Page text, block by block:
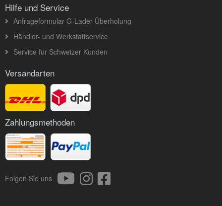
Hilfe und Service
Anfrageformular G-Lader Überholung
Händler- und Werkstattservice
Service für Schweizer Kunden
Versandarten
Zahlungsmethoden
Folgen Sie uns